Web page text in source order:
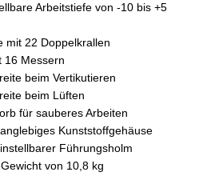
Arbeitstiefe von -10 bis +5
mit 22 Doppelkrallen
Messern
beim Vertikutieren
beim Lüften
für sauberes Arbeiten
Kunststoffgehäuse
Führungsholm
von 10,8 kg